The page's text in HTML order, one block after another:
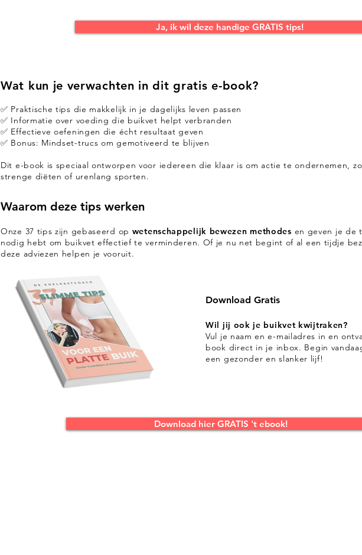
Ja, ik wil deze handige GRATIS tips!
Wat kun je verwachten in dit gratis e-book?
✅ Praktische tips die makkelijk in je dagelijks leven passen
✅ Informatie over voeding die buikvet helpt verbranden
✅ Effectieve oefeningen die écht resultaat geven
✅ Bonus: Mindset-trucs om gemotiveerd te blijven
Dit e-book is speciaal ontworpen voor iedereen die klaar is om actie te ondernemen,
strenge diëten of urenlang sporten.
Waarom deze tips werken
​Onze 37 tips zijn gebaseerd op wetenschappelijk bewezen methodes en geven je de
nodig hebt om buikvet effectief te verminderen. Of je nu net begint of al een tijdje
deze adviezen helpen je vooruit.
Download Gratis
Wil jij ook je buikvet kwijtraken?
Vul je naam en e-mailadres in en
book direct in je inbox. Begin
een gezonder en slanker lijf!
Download hier GRATIS 't ebook!